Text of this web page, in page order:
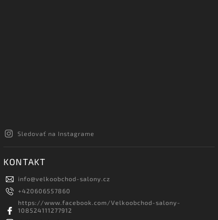
Sledovať na Instagrame
KONTAKT
info@velkoobchod-salony.cz
+420606557860
https://www.facebook.com/Velkoobchod-salony-
108524111277912